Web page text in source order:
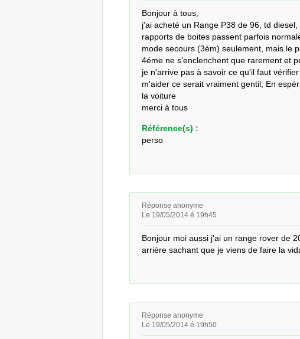
Bonjour à tous,
j'ai acheté un Range P38 de 96, td
rapports de boites passent parfois
mode secours (3èm) seulement, mais le
4éme ne s’enclenchent que rarement et
je n'arrive pas à savoir ce qu'il faut
m'aider ce serait vraiment gentil; En
la voiture
merci à tous
Référence(s) :
perso
Réponse anonyme
Le 19/05/2014 é 19h45
Bonjour moi aussi j'ai un range rover de
arrière sachant que je viens de faire la
Réponse anonyme
Le 19/05/2014 é 19h50